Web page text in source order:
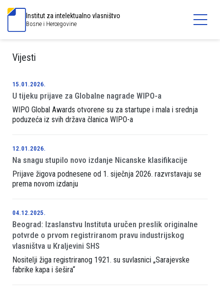
Institut za intelektualno vlasništvo
Bosne i Hercegovine
Vijesti
15.01.2026.
U tijeku prijave za Globalne nagrade WIPO-a
WIPO Global Awards otvorene su za startupe i mala i srednja
poduzeća iz svih država članica WIPO-a
12.01.2026.
Na snagu stupilo novo izdanje Nicanske klasifikacije
Prijave žigova podnesene od 1. siječnja 2026. razvrstavaju se
prema novom izdanju
04.12.2025.
Beograd: Izaslanstvu Instituta uručen preslik originalne
potvrde o prvom registriranom pravu industrijskog
vlasništva u Kraljevini SHS
Nositelji žiga registriranog 1921. su suvlasnici „Sarajevske
fabrike kapa i šešira“